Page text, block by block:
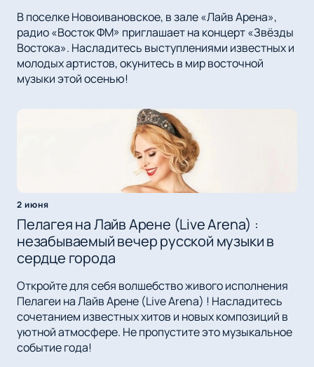
В поселке Новоивановское, в зале «Лайв Арена»,
радио «Восток ФМ» приглашает на концерт «Звёзды
Востока». Насладитесь выступлениями известных и
молодых артистов, окунитесь в мир восточной
музыки этой осенью!
2 июня
Пелагея на Лайв Арене (Live Arena) :
незабываемый вечер русской музыки в
сердце города
Откройте для себя волшебство живого исполнения
Пелагеи на Лайв Арене (Live Arena) ! Насладитесь
сочетанием известных хитов и новых композиций в
уютной атмосфере. Не пропустите это музыкальное
событие года!